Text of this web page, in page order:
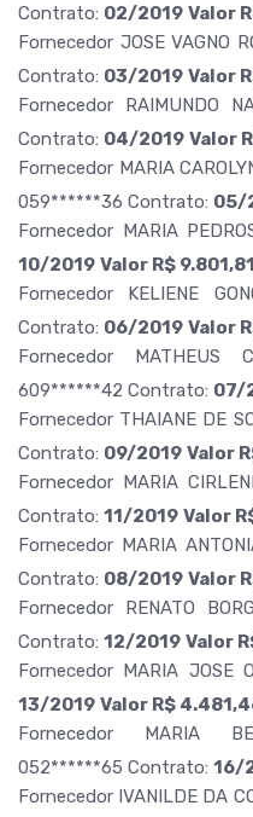
Contrato: 02/2019 Valor
Fornecedor JOSE VAGNO
Contrato: 03/2019 Valor
Fornecedor RAIMUNDO
Contrato: 04/2019 Valor
Fornecedor MARIA
059******36 Contrato: 05/
Fornecedor MARIA
10/2019 Valor R$ 9.801,81
Fornecedor KELIENE
Contrato: 06/2019 Valor
Fornecedor MATHEUS
609******42 Contrato: 07/
Fornecedor THAIANE DE
Contrato: 09/2019 Valor
Fornecedor MARIA
Contrato: 11/2019 Valor
Fornecedor MARIA
Contrato: 08/2019 Valor
Fornecedor RENATO
Contrato: 12/2019 Valor
Fornecedor MARIA JOSE
13/2019 Valor R$
Fornecedor MARIA
052******65 Contrato: 16/
Fornecedor IVANILDE DA